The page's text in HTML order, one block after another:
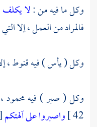
وكل ما فيه من :لا يكلف
فالمراد من العمل ، إلا
وكل ( يأس ) فيه قنوط ،
وكل ( صبر ) فيه محمود ،
42 ] واصبروا على آلهتكم